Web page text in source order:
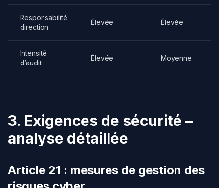
Responsabilité
direction
Élevée Élevée
Intensité
d’audit
Élevée Moyenne
3. Exigences de sécurité –
analyse détaillée
Article 21 : mesures de gestion des